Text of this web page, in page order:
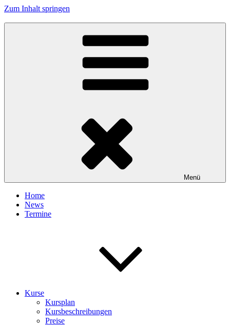
Zum Inhalt springen
Menü
Home
News
Termine
Kurse
Kursplan
Kursbeschreibungen
Preise